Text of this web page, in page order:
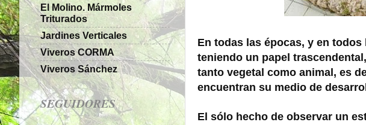
En todas las épocas, y en
teniendo un papel
tanto vegetal como animal, es
encuentran su medio de
El sólo hecho de observar un
El Molino. Mármoles
Triturados
Jardines Verticales
Viveros CORMA
Viveros Sánchez
SEGUIDORES